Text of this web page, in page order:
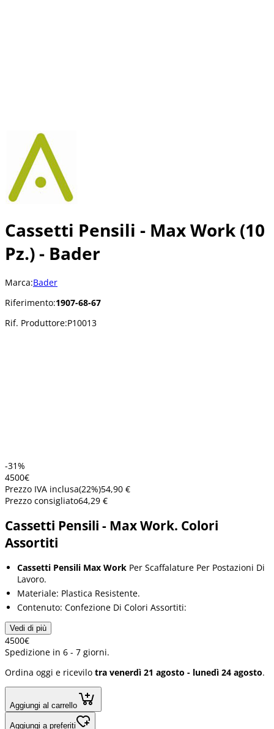
Cassetti Pensili - Max Work (10
Pz.) - Bader
Marca:Bader
Riferimento:1907-68-67
Rif. Produttore:P10013
-31%
4500€
Prezzo IVA inclusa(22%)54,90 €
Prezzo consigliato64,29 €
Cassetti Pensili - Max Work. Colori
Assortiti
Cassetti Pensili Max Work Per Scaffalature Per Postazioni Di
Lavoro.
Materiale: Plastica Resistente.
Contenuto: Confezione Di Colori Assortiti:
Vedi di più
4500€
Spedizione in 6 - 7 giorni.
Ordina oggi e ricevilo tra venerdì 21 agosto - lunedì 24 agosto.
Aggiungi al carrello
Aggiungi a preferiti